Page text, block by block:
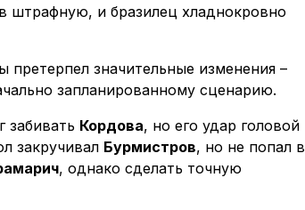
в штрафную, и бразилец хладнокровно
значительные изменения –
запланированному сценарию.
забивать Кордова, но его удар головой
закручивал Бурмистров, но не попал в
, однако сделать точную